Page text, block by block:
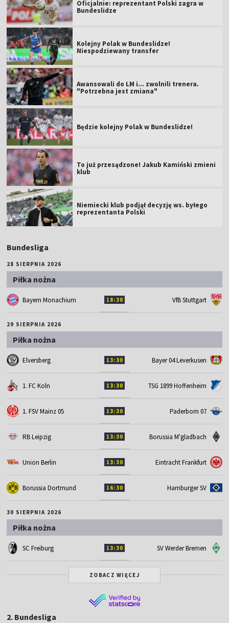
Oficjalnie: reprezentant Polski zagra w
Bundeslidze
Kolejny Polak w Bundeslidze!
Niespodziewany transfer
Awansowali do LM i... zwolnili trenera.
"Potrzebna jest zmiana"
Będzie kolejny Polak w Bundeslidze!
To już przesądzone! Jakub Kamiński zmieni
klub
Niemiecki klub podjął decyzję ws. byłego
reprezentanta Polski
Bundesliga
28 SIERPNIA 2026
Piłka nożna
Bayern Monachium 18:30 VfB Stuttgart
29 SIERPNIA 2026
Piłka nożna
Elversberg 13:30 Bayer 04 Leverkusen
1. FC Koln 13:30 TSG 1899 Hoffenheim
1. FSV Mainz 05 13:30 Paderborn 07
RB Leipzig 13:30 Borussia M'gladbach
Union Berlin 13:30 Eintracht Frankfurt
Borussia Dortmund 16:30 Hamburger SV
30 SIERPNIA 2026
Piłka nożna
SC Freiburg 13:30 SV Werder Bremen
ZOBACZ WIĘCEJ
2. Bundesliga